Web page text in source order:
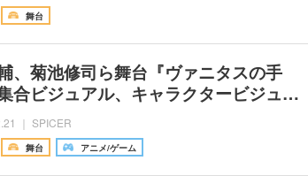
舞台
、菊池修司ら舞台『ヴァニタスの手
合ビジュアル、キャラクタービジュ…
｜ SPICER
舞台 アニメ/ゲーム